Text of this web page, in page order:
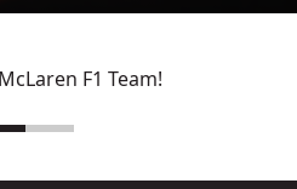
F1 Team!